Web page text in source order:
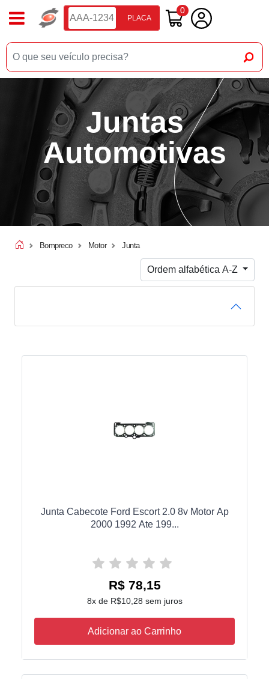
PLACA
0
Juntas
Automotivas
Bompreco Motor Junta
Ordem alfabética A-Z
Junta Cabecote Ford Escort 2.0 8v Motor Ap
2000 1992 Ate 199...
R$ 78,15
8x de R$10,28 sem juros
Adicionar ao Carrinho